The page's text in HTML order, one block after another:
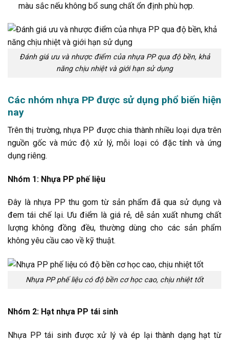
màu sắc nếu không bổ sung chất ổn định phù hợp.
Đánh giá ưu và nhược điểm của nhựa PP qua độ bền, khả
năng chịu nhiệt và giới hạn sử dụng
Các nhóm nhựa PP được sử dụng phổ biến hiện
nay
Trên thị trường, nhựa PP được chia thành nhiều loại dựa trên
nguồn gốc và mức độ xử lý, mỗi loại có đặc tính và ứng
dụng riêng.
Nhóm 1: Nhựa PP phế liệu
Đây là nhựa PP thu gom từ sản phẩm đã qua sử dụng và
đem tái chế lại. Ưu điểm là giá rẻ, dễ sản xuất nhưng chất
lượng không đồng đều, thường dùng cho các sản phẩm
không yêu cầu cao về kỹ thuật.
Nhựa PP phế liệu có độ bền cơ học cao, chịu nhiệt tốt
Nhóm 2: Hạt nhựa PP tái sinh
Nhựa PP tái sinh được xử lý và ép lại thành dạng hạt từ